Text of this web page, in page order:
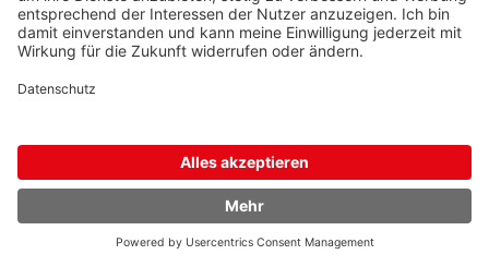
sofort verfügbar
87 Ergebnisse